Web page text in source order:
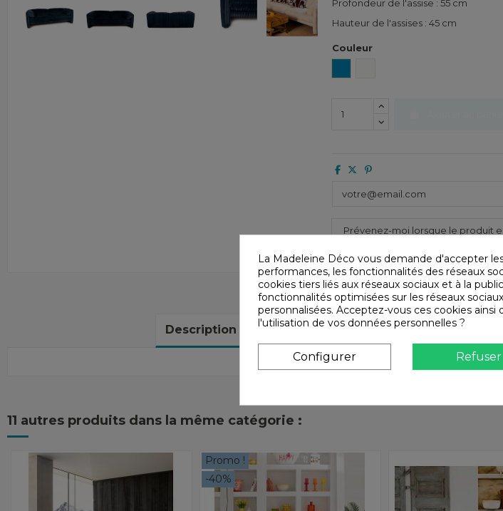
Profondeur de l'assise : 55 cm
Hauteur de l'assises : 45 cm
Couleur
Description Détails du produit Infos livraisons
11 autres produits dans la même catégorie :
Promo !
-40%
La Madeleine Déco vous demande d'accepter
performances, les fonctionnalités des réseaux
cookies tiers liés aux réseaux sociaux et à la
fonctionnalités optimisées sur les réseaux
personnalisées. Acceptez-vous ces cookies ainsi
l'utilisation de vos données personnelles ?
Configurer Refuser